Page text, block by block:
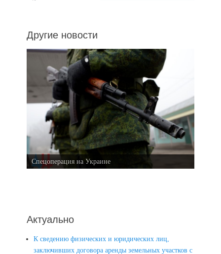
Другие новости
Спецоперация на Украине
Актуально
К сведению физических и юридических лиц,
заключивших договора аренды земельных участков с